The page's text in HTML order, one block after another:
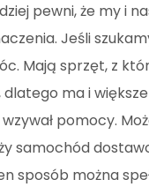
pewni, że my i
Jeśli
Mają sprzęt, z
ma i
pomocy.
samochód
sposób można